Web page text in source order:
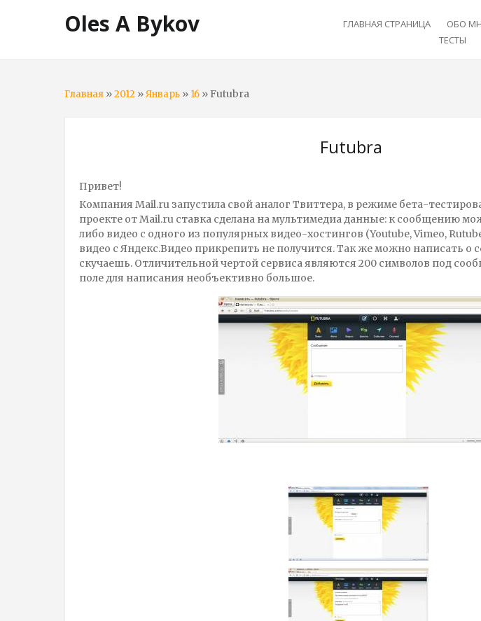
Oles A Bykov ГЛАВНАЯ СТРАНИЦА ОБО
ТЕСТЫ
Главная »2012 »Январь » 16 » Futubra
Futubra
Привет!
Компания Mail.ru запустила свой аналог Твиттера, в режиме бета-
проекте от Mail.ru ставка сделана на мультимедиа данные: к сообщению
либо видео с одного из популярных видео-хостингов (Youtube, Vimeo,
видео с Яндекс.Видео прикрепить не получится. Так же можно написать о
скучаешь. Отличительной чертой сервиса являются 200 символов под
поле для написания необъективно большое.